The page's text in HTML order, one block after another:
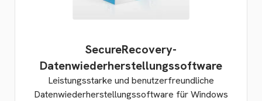
SecureRecovery-
Datenwiederherstellungssoftware
Leistungsstarke und benutzerfreundliche
Datenwiederherstellungssoftware für Windows